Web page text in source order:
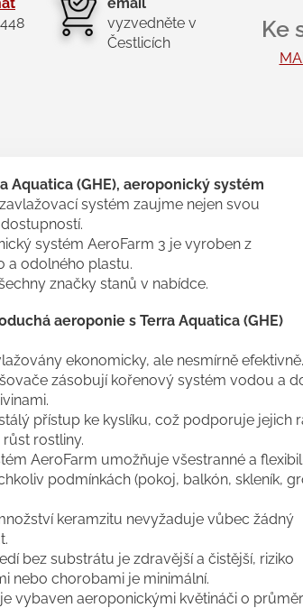
vyzvedněte v
Čestlicích
Aquatica (GHE), aeroponický systém
systém zaujme nejen svou
systém AeroFarm 3 je vyroben z
a odolného plastu.
značky stanů v nabídce.
aeroponie s Terra Aquatica (GHE)
ekonomicky, ale nesmírně efektivně.
zásobují kořenový systém vodou a
přístup ke kyslíku, což podporuje jejich
rostliny.
AeroFarm umožňuje všestranné a
podmínkách (pokoj, balkón, skleník,
keramzitu nevyžaduje vůbec žádný
bez substrátu je zdravější a čistější, riziko
nebo chorobami je minimální.
vybaven aeroponickými květináči o